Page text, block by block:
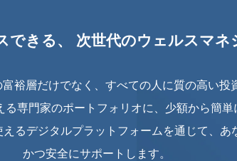
できる、 次世代のウェルスマネ
裕層だけでなく、すべての人に質の高い投
専門家のポートフォリオに、少額から簡
るデジタルプラットフォームを通じて、あ
かつ安全にサポートします。